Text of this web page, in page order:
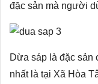
đặc sản mà người
Dừa sáp là đặc sản
nhất là tại Xã Hòa